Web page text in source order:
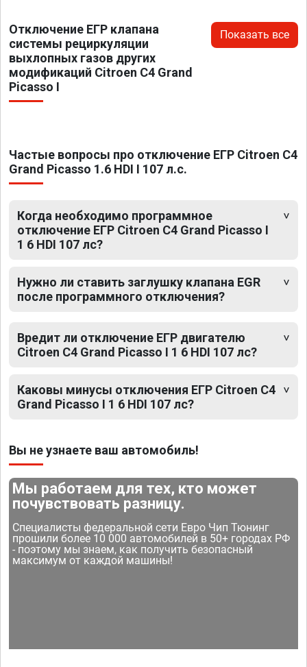
Отключение ЕГР клапана
системы рециркуляции
выхлопных газов других
модификаций Citroen C4 Grand
Picasso I
Показать все
Частые вопросы про отключение ЕГР Citroen C4
Grand Picasso 1.6 HDI I 107 л.с.
Когда необходимо программное
отключение ЕГР Citroen C4 Grand Picasso I
1 6 HDI 107 лс?
Нужно ли ставить заглушку клапана EGR
после программного отключения?
Вредит ли отключение ЕГР двигателю
Citroen C4 Grand Picasso I 1 6 HDI 107 лс?
Каковы минусы отключения ЕГР Citroen C4
Grand Picasso I 1 6 HDI 107 лс?
Вы не узнаете ваш автомобиль!
Мы работаем для тех, кто может
почувствовать разницу.
Специалисты федеральной сети Евро Чип Тюнинг
прошили более 10 000 автомобилей в 50+ городах РФ
- поэтому мы знаем, как получить безопасный
максимум от каждой машины!